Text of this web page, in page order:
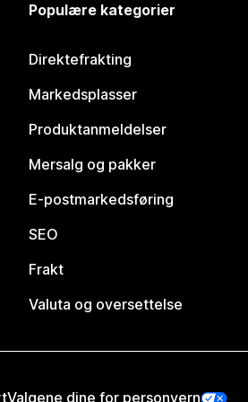
Populære kategorier
Direktefrakting
Markedsplasser
Produktanmeldelser
Mersalg og pakker
E-postmarkedsføring
SEO
Frakt
Valuta og oversettelse
Valgene dine for personvern